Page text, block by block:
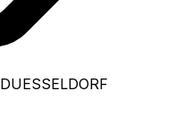
DUESSELDORF